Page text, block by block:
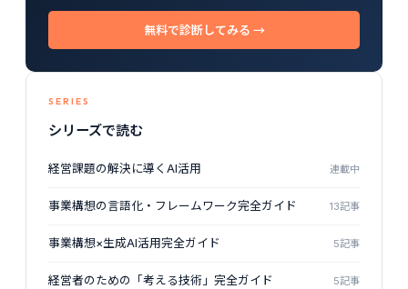
無料で診断してみる →
SERIES
シリーズで読む
経営課題の解決に導くAI活用 連載中
事業構想の言語化・フレームワーク完全ガイド 13記事
事業構想×生成AI活用完全ガイド 5記事
経営者のための「考える技術」完全ガイド 5記事